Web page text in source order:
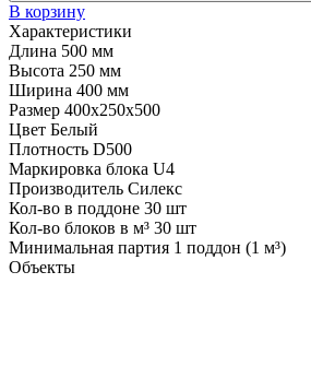
В корзину
Характеристики
Длина 500 мм
Высота 250 мм
Ширина 400 мм
Размер 400x250x500
Цвет Белый
Плотность D500
Маркировка блока U4
Производитель Силекс
Кол-во в поддоне 30 шт
Кол-во блоков в м³ 30 шт
Минимальная партия 1 поддон (1 м³)
Объекты